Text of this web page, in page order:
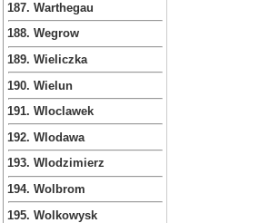
187. Warthegau
188. Wegrow
189. Wieliczka
190. Wielun
191. Wloclawek
192. Wlodawa
193. Wlodzimierz
194. Wolbrom
195. Wolkowysk